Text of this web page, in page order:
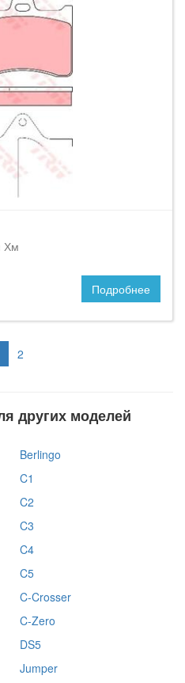
Хм
Подробнее
2
других моделей
Berlingo
C1
C2
C3
C4
C5
C-Crosser
C-Zero
DS5
Jumper